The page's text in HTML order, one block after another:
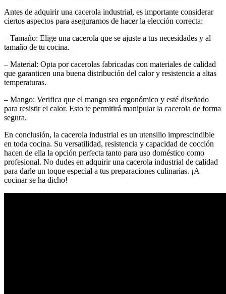
Antes de adquirir una cacerola industrial, es importante considerar
ciertos aspectos para asegurarnos de hacer la elección correcta:
– Tamaño: Elige una cacerola que se ajuste a tus necesidades y al
tamaño de tu cocina.
– Material: Opta por cacerolas fabricadas con materiales de calidad
que garanticen una buena distribución del calor y resistencia a altas
temperaturas.
– Mango: Verifica que el mango sea ergonómico y esté diseñado
para resistir el calor. Esto te permitirá manipular la cacerola de forma
segura.
En conclusión, la cacerola industrial es un utensilio imprescindible
en toda cocina. Su versatilidad, resistencia y capacidad de cocción
hacen de ella la opción perfecta tanto para uso doméstico como
profesional. No dudes en adquirir una cacerola industrial de calidad
para darle un toque especial a tus preparaciones culinarias. ¡A
cocinar se ha dicho!